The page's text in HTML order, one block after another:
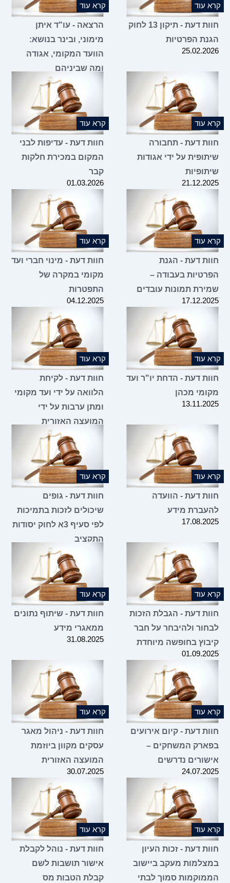
קרא עוד
חוות דעת - תיקון 13 לחוק
הגנת הפרטיות
25.02.2026
קרא עוד
הרצאה - עו"ד איתן
מימוני, ובינר בנושא:
הוועד המקומי, אגודה
ומה שביניהם
קרא עוד
חוות דעת - תחבורה
שיתופית על ידי אגודות
שיתופיות
21.12.2025
קרא עוד
חוות דעת - עדיפות לבני
המקום במכירת חלקות
קבר
01.03.2026
קרא עוד
חוות דעת - הגנת
הפרטיות בעבודה –
שמירת תמונות עובדים
17.12.2025
קרא עוד
חוות דעת - מינוי חברי ועד
מקומי במקרה של
התפטרות
04.12.2025
קרא עוד
חוות דעת - הדחת יו"ר ועד
מקומי מכהן
13.11.2025
קרא עוד
חוות דעת - לקיחת
הלוואה על ידי ועד מקומי
ומתן ערבות על ידי
המועצה האזורית
קרא עוד
חוות דעת - הוועדה
להעברת מידע
17.08.2025
קרא עוד
חוות דעת - גופים
שיכולים לזכות בתמיכות
לפי סעיף 3א לחוק יסודות
התקציב
קרא עוד
חוות דעת - הגבלת הזכות
לבחור ולהיבחר על חבר
קיבוץ בחופשה מיוחדת
01.09.2025
קרא עוד
חוות דעת - שיתוף נתונים
ממאגרי מידע
31.08.2025
קרא עוד
חוות דעת - קיום אירועים
בפארק המשחקים –
אישורים נדרשים
24.07.2025
קרא עוד
חוות דעת - ניהול מאגר
עסקים מקוון ביוזמת
המועצה האזורית
30.07.2025
קרא עוד
חוות דעת - זכות העיון
במצלמות מעקב ביישוב
הממוקמות סמוך לבתי
קרא עוד
חוות דעת - נוהל לקבלת
אישור תושבות לשם
קבלת הטבות מס